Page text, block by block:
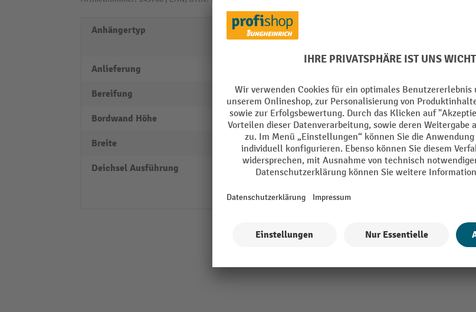
Anhängertyp
Handpritschenwagen
Anlieferung
Bereifung Luft
Bordwand Höhe 1000 mm
Breite 1270 mm
Deichsel Ausführung
Deichsel mit Handgriff
umsteckbar
Ladefläche Tiefe
Ladehöhe
Lenkung
Marke
Alle technische Details anzeigen